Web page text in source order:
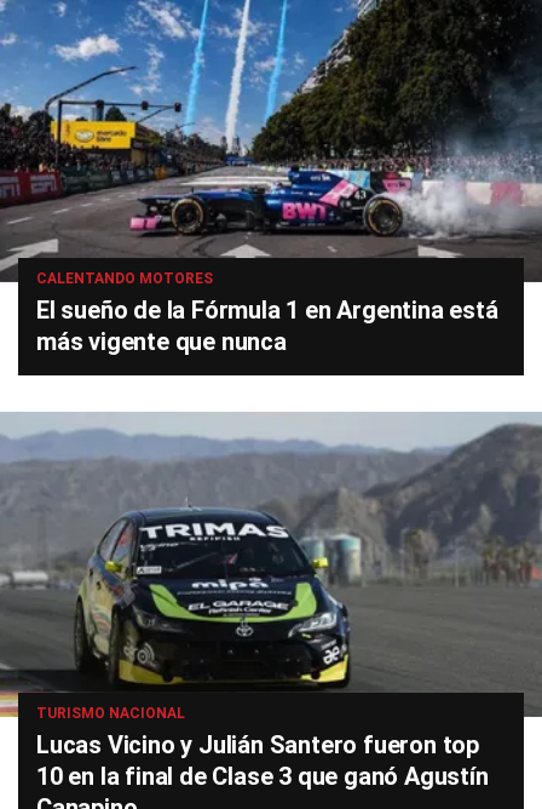
CALENTANDO MOTORES
El sueño de la Fórmula 1 en Argentina está
más vigente que nunca
TURISMO NACIONAL
Lucas Vicino y Julián Santero fueron top
10 en la final de Clase 3 que ganó Agustín